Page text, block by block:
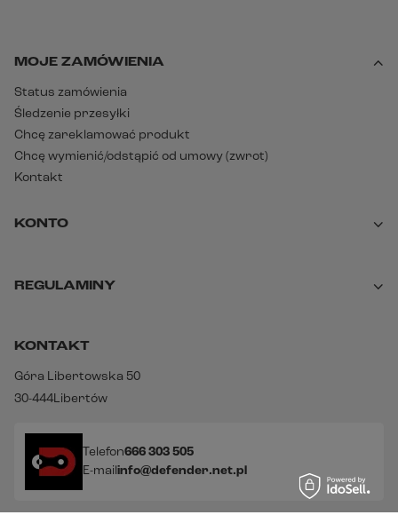
MOJE ZAMÓWIENIA
Status zamówienia
Śledzenie przesyłki
Chcę zareklamować produkt
Chcę wymienić/odstąpić od umowy (zwrot)
Kontakt
KONTO
REGULAMINY
KONTAKT
Góra Libertowska 50
30-444Libertów
Telefon666 303 505
E-mailinfo@defender.net.pl